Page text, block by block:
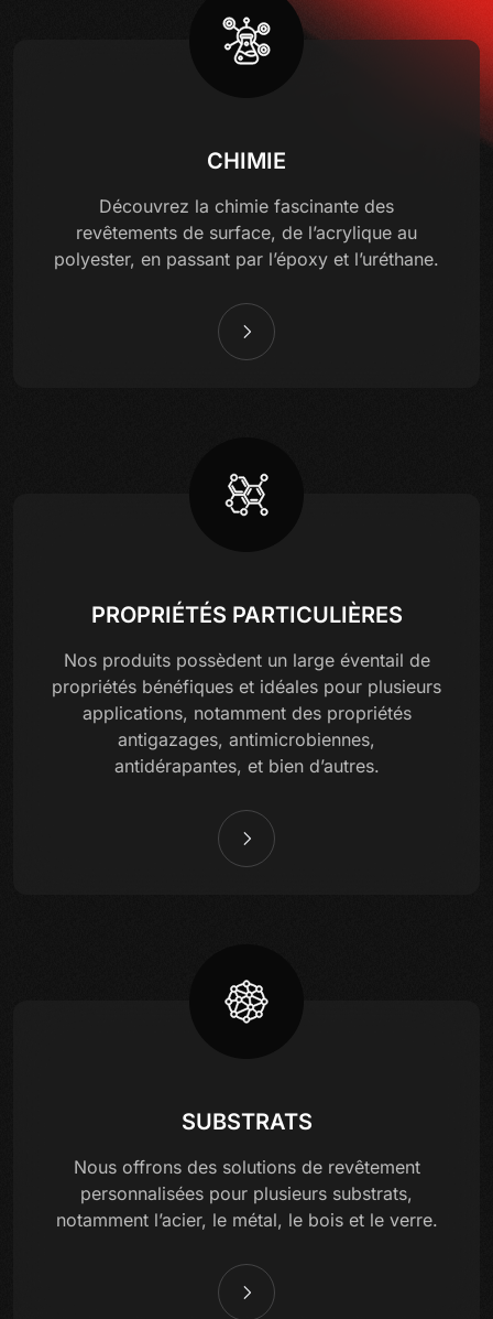
CHIMIE
Découvrez la chimie fascinante des
revêtements de surface, de l’acrylique au
polyester, en passant par l’époxy et l’uréthane.
PROPRIÉTÉS PARTICULIÈRES
Nos produits possèdent un large éventail de
propriétés bénéfiques et idéales pour plusieurs
applications, notamment des propriétés
antigazages, antimicrobiennes,
antidérapantes, et bien d’autres.
SUBSTRATS
Nous offrons des solutions de revêtement
personnalisées pour plusieurs substrats,
notamment l’acier, le métal, le bois et le verre.